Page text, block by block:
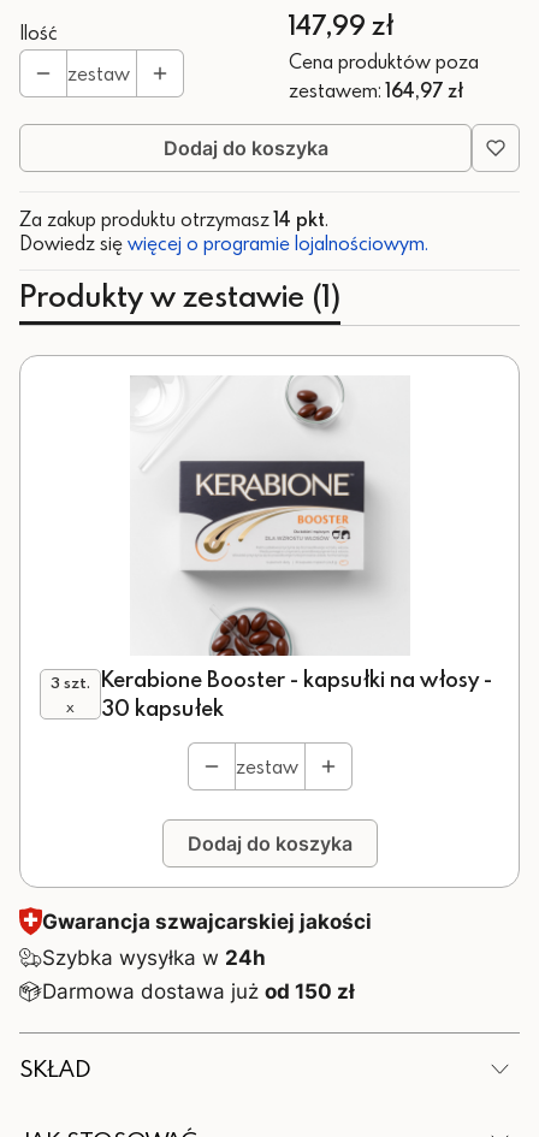
Ilość
zestaw
Cena
147,99 zł
Cena produktów poza
zestawem: 164,97 zł
Dodaj do koszyka
Za zakup produktu otrzymasz14 pkt.
Dowiedz się więcej o programie lojalnościowym.
Produkty w zestawie (1)
3 szt.
x
Kerabione Booster - kapsułki na włosy -
30 kapsułek
zestaw
Dodaj do koszyka
Gwarancja szwajcarskiej jakości
Szybka wysyłka w 24h
Darmowa dostawa jużod 150 zł
SKŁAD